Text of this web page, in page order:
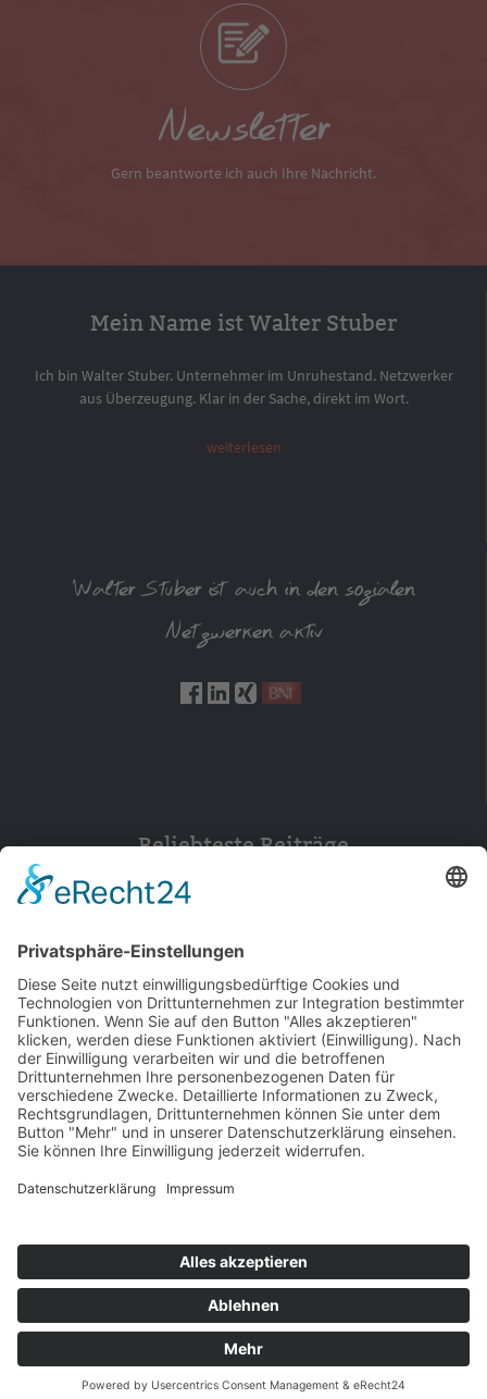
Newsletter
Gern beantworte ich auch Ihre Nachricht.
Mein Name ist Walter Stuber
Ich bin Walter Stuber. Unternehmer im Unruhestand. Netzwerker
aus Überzeugung. Klar in der Sache, direkt im Wort.
weiterlesen
Walter Stuber ist auch in den sozialen
Netzwerken aktiv
Beliebteste Beiträge
© 2026 Walter Stuber -Impressum Datenschutz
Gemeinhardt Service - Mutmacher.jetzt
Bewertungen auf ProvenExpert.com